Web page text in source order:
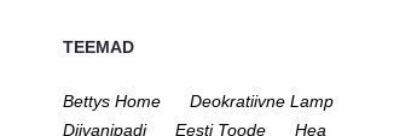
TEEMAD
Bettys Home
Deokratiivne Lamp
Diivanipadi
Eesti Toode
Hea